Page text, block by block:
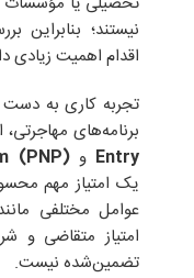
نیستند؛ بنابراین
اقدام اهمیت زیادی
تجربه کاری به دست
برنامه‌های
Entry و(PNP)
یک امتیاز مهم
عوامل مختلفی
امتیاز متقاضی و
تضمین‌شده نیست.